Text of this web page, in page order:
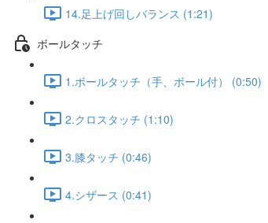
14.足上げ回しバランス (1:21)
ボールタッチ
1.ボールタッチ（手、ボール付） (0:50)
2.クロスタッチ (1:10)
3.膝タッチ (0:46)
4.シザース (0:41)